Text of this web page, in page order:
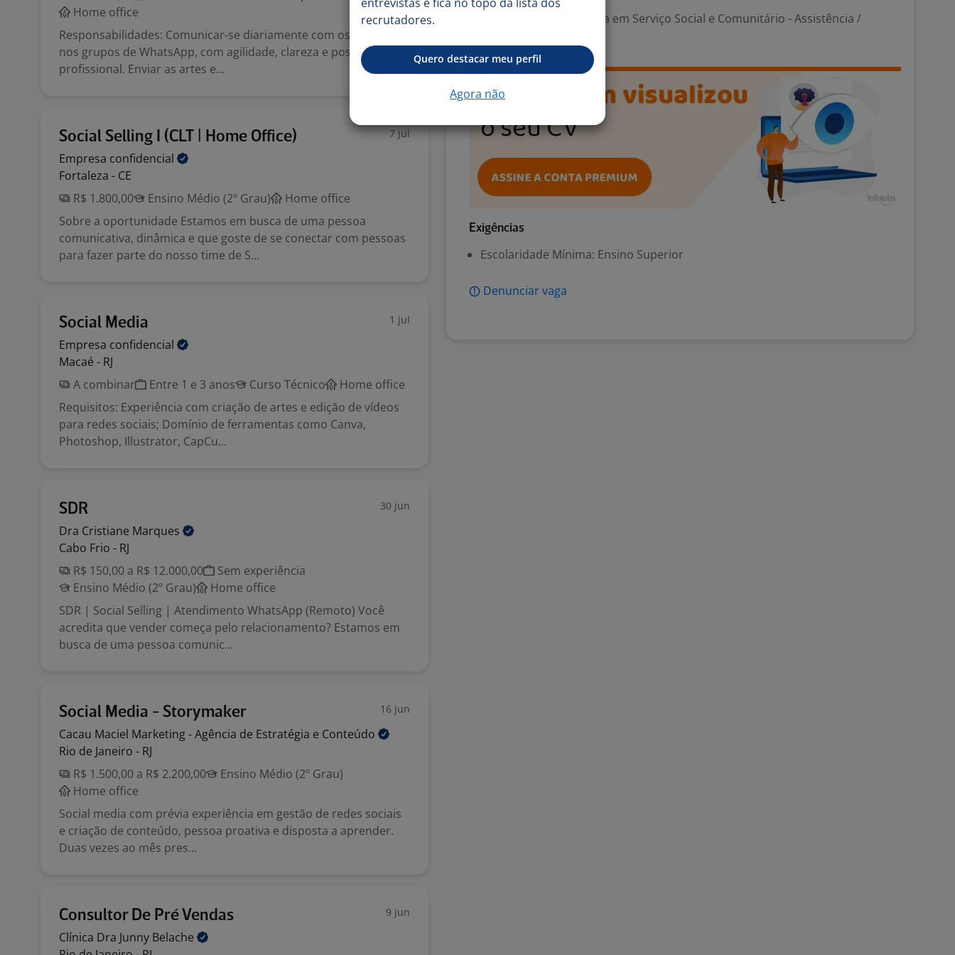
Home office
Responsabilidades: Comunicar-se diariamente com os clientes
nos grupos de WhatsApp, com agilidade, clareza e postura
profissional. Enviar as artes e...
Social Selling I (CLT | Home Office) 7 jul
Empresa confidencial
Fortaleza - CE
R$ 1.800,00
Ensino Médio (2º Grau)
Home office
Sobre a oportunidade Estamos em busca de uma pessoa
comunicativa, dinâmica e que goste de se conectar com pessoas
para fazer parte do nosso time de S...
Social Media 1 jul
Empresa confidencial
Macaé - RJ
A combinar
Entre 1 e 3 anos Curso Técnico
Home office
Requisitos: Experiência com criação de artes e edição de vídeos
para redes sociais; Domínio de ferramentas como Canva,
Photoshop, Illustrator, CapCu...
SDR 30 jun
Dra Cristiane Marques
Cabo Frio - RJ
R$ 150,00 a R$ 12.000,00
Sem experiência
Ensino Médio (2º Grau)
Home office
SDR | Social Selling | Atendimento WhatsApp (Remoto) Você
acredita que vender começa pelo relacionamento? Estamos em
busca de uma pessoa comunic...
Social Media - Storymaker 16 jun
Cacau Maciel Marketing - Agência de Estratégia e Conteúdo
Rio de Janeiro - RJ
R$ 1.500,00 a R$ 2.200,00
Ensino Médio (2º Grau)
Home office
Social media com prévia experiência em gestão de redes sociais
e criação de conteúdo, pessoa proativa e disposta a aprender.
Duas vezes ao mês pres...
Consultor De Pré Vendas 9 jun
Clínica Dra Junny Belache
Analista em Serviço Social e Comunitário - Assistência /
Exigências
Escolaridade Mínima: Ensino Superior
Denunciar vaga
recrutadores.
Quero destacar meu perfil
Agora não